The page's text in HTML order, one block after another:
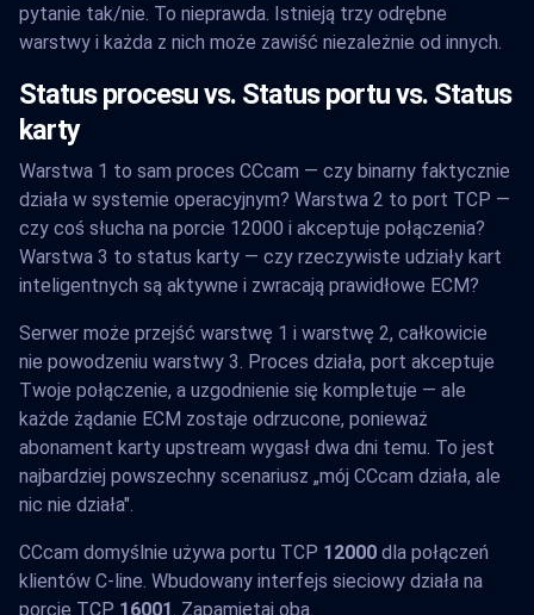
pytanie tak/nie. To nieprawda. Istnieją trzy odrębne
warstwy i każda z nich może zawiść niezależnie od innych.
Status procesu vs. Status portu vs. Status
karty
Warstwa 1 to sam proces CCcam — czy binarny faktycznie
działa w systemie operacyjnym? Warstwa 2 to port TCP —
czy coś słucha na porcie 12000 i akceptuje połączenia?
Warstwa 3 to status karty — czy rzeczywiste udziały kart
inteligentnych są aktywne i zwracają prawidłowe ECM?
Serwer może przejść warstwę 1 i warstwę 2, całkowicie
nie powodzeniu warstwy 3. Proces działa, port akceptuje
Twoje połączenie, a uzgodnienie się kompletuje — ale
każde żądanie ECM zostaje odrzucone, ponieważ
abonament karty upstream wygasł dwa dni temu. To jest
najbardziej powszechny scenariusz „mój CCcam działa, ale
nic nie działa".
CCcam domyślnie używa portu TCP 12000 dla połączeń
klientów C-line. Wbudowany interfejs sieciowy działa na
porcie TCP 16001 . Zapamiętaj oba.